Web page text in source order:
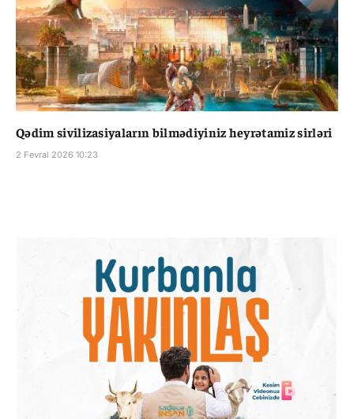
Qədim sivilizasiyaların bilmədiyiniz heyrətamiz sirləri
2 Fevral 2026 10:23